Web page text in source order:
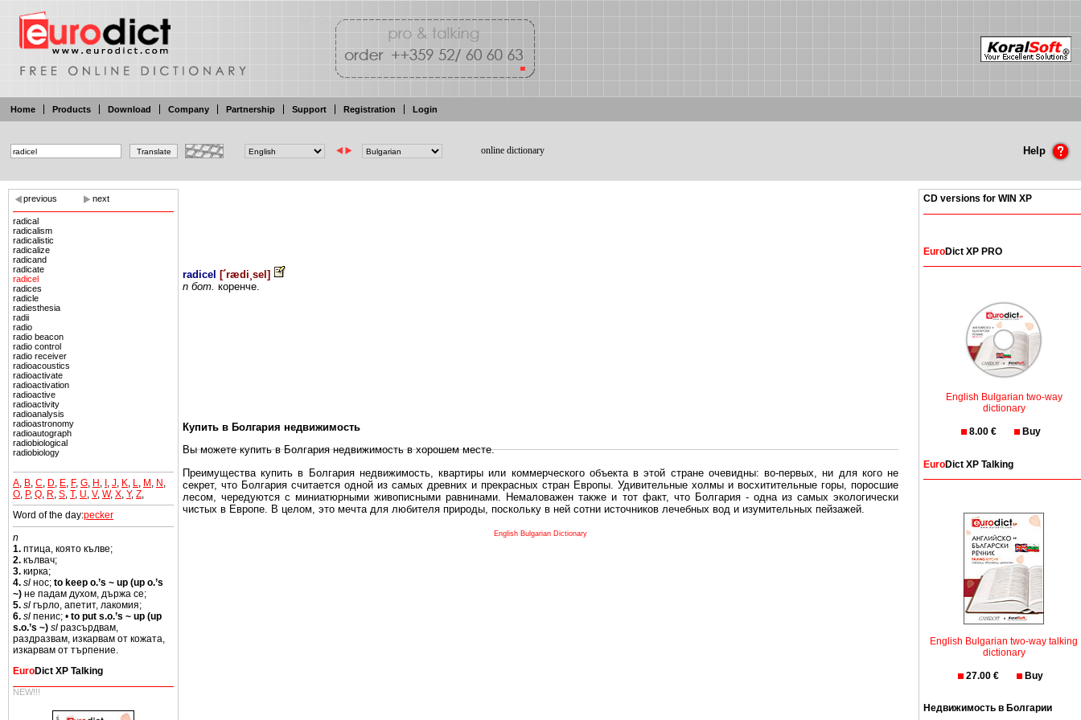
Home Products Download Company Partnership Support Registration Login
online dictionary Help
previous next
radical
radicalism
radicalistic
radicalize
radicand
radicate
radicel
radices
radicle
radiesthesia
radii
radio
radio beacon
radio control
radio receiver
radioacoustics
radioactivate
radioactivation
radioactive
radioactivity
radioanalysis
radioastronomy
radioautograph
radiobiological
radiobiology
A B C D E F, G H I J K L M N
O P, Q R S T, U V, W, X Y, Z
Word of the day:pecker
n
1. птица, която кълве;
2. кълвач;
3. кирка;
4. sl нос; to keep o.’s ~ up (up o.’s
~) не падам духом, държа се;
5. sl гърло, апетит, лакомия;
6. sl пенис; • to put s.o.’s ~ up (up
s.o.’s ~) sl разсърдвам,
раздразвам, изкарвам от кожата,
изкарвам от търпение.
EuroDict XP Talking
NEW!!!
radicel [´rædi¸sel ]
n бот. коренче.
Купить в Болгария недвижимость
Вы можете купить в Болгария недвижимость в хорошем месте.
Преимущества купить в Болгария недвижимость, квартиры или коммерческого объекта в этой стране очевидны: во-первых, ни для кого не
секрет, что Болгария считается одной из самых древних и прекрасных стран Европы. Удивительные холмы и восхитительные горы, поросшие
лесом, чередуются с миниатюрными живописными равнинами. Немаловажен также и тот факт, что Болгария - одна из самых экологически
чистых в Европе. В целом, это мечта для любителя природы, поскольку в ней сотни источников лечебных вод и изумительных пейзажей.
Еще одно существенное преимущество в плане купить в Болгария недвижимость заключено в том, что Болгария безопасная страна - в ней
English Bulgarian Dictionary
CD versions for WIN XP
EuroDict XP PRO
English Bulgarian two-way
dictionary
8.00 € Buy
EuroDict XP Talking
English Bulgarian two-way talking
dictionary
27.00 € Buy
Недвижимость в Болгарии